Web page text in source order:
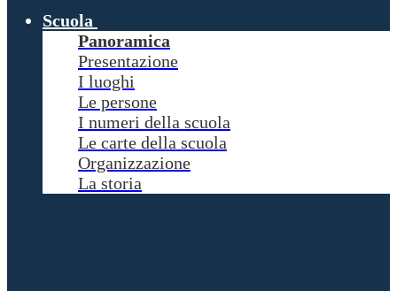
Scuola
Panoramica
Presentazione
I luoghi
Le persone
I numeri della scuola
Le carte della scuola
Organizzazione
La storia